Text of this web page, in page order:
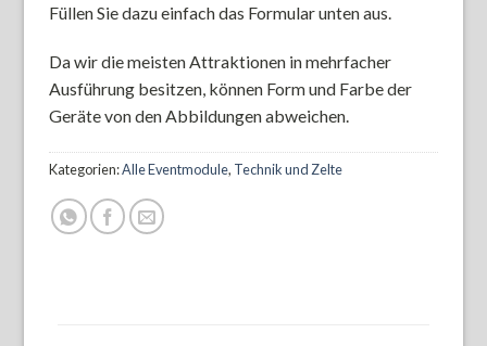
Füllen Sie dazu einfach das Formular unten aus.
Da wir die meisten Attraktionen in mehrfacher
Ausführung besitzen, können Form und Farbe der
Geräte von den Abbildungen abweichen.
Kategorien:Alle Eventmodule, Technik und Zelte